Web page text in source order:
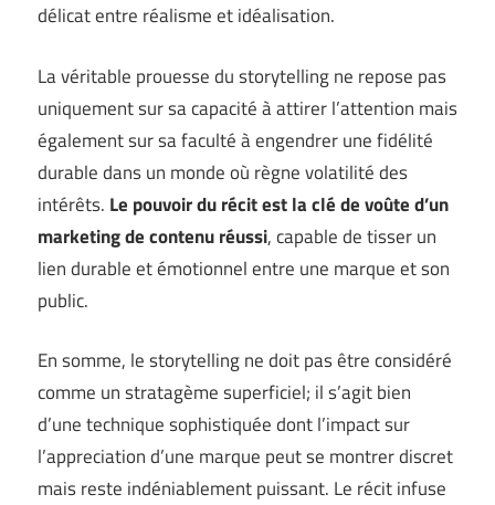
délicat entre réalisme et idéalisation.
La véritable prouesse du storytelling ne repose pas
uniquement sur sa capacité à attirer l’attention mais
également sur sa faculté à engendrer une fidélité
durable dans un monde où règne volatilité des
intérêts. Le pouvoir du récit est la clé de voûte d’un
marketing de contenu réussi, capable de tisser un
lien durable et émotionnel entre une marque et son
public.
En somme, le storytelling ne doit pas être considéré
comme un stratagème superficiel; il s’agit bien
d’une technique sophistiquée dont l’impact sur
l’appreciation d’une marque peut se montrer discret
mais reste indéniablement puissant. Le récit infuse